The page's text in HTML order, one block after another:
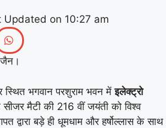
रिकॉर्ड समारोह में जब दिखे बागपत के
गर्व से भर उठा यूपी
Updated on 10:27 am
जैन।
स्थित भगवान परशुराम भवन मेंइलेक्ट्रो
मैटी की 216 वीं जयंती को विश्व
द्वारा बड़े ही धूमधाम और हर्षोल्लास के साथ